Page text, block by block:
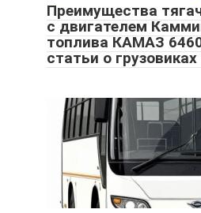
Преимущества
с двигателем
топлива КАМАЗ
статьи о